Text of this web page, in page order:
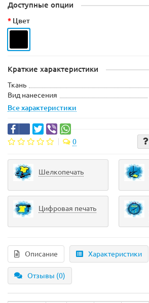
Доступные опции
Цвет
Краткие характеристики
Ткань
Вид нанесения
Все характеристики
0
Шелкопечать
Цифровая печать
Описание Характеристики
Отзывы (0)